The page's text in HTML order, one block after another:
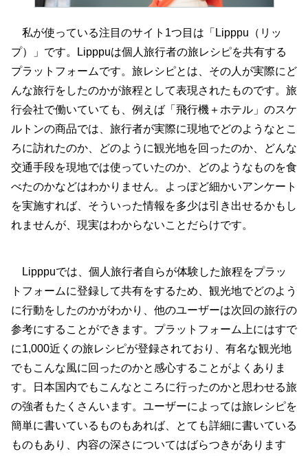
私が使っている注目のサイト1つ目は「Lipppu（リッ
プ）」です。Lipppuは個人旅行者の旅レシピを共有する
プラットフォームです。旅レシピとは、その人が実際にど
んな旅行をしたのかが旅程として表現されたものです。旅
行会社で働いていても、例えば「飛行機＋ホテル」のスケ
ルトンの商品では、旅行者が実際に現地でどのようなとこ
ろに訪れたのか、どのように観光地を回ったのか、どんな
交通手段を現地では使っていたのか、どのようなものを食
べたのかなどはわかりません。よっぽど細かいアンケート
を実施すれば、そういった情報を多少は引き出せるかもし
れませんが、現実はわからないことだらけです。
Lipppuでは、個人旅行者自らが体験した旅程をプラッ
トフォームに登録して共有をするため、観光地でどのよう
に行動をしたのかがわかり、他のユーザーは次回の旅行の
参考にすることができます。プラットフォーム上にはすで
に1,000近くの旅レシピが登録されており、有名な観光地
でもこんな風に回ったのかと感心することがよくありま
す。日本国内でもこんなところに行ったのかと思わせる旅
の強者もたくさんいます。ユーザーによっては旅レシピを
簡単に書いているものもあれば、とても詳細に書いている
ものもあり、内容の深さについてはばらつきがあります